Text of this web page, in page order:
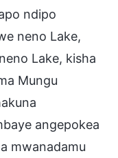
ndipo
neno Lake,
Lake, kisha
Mungu
angepokea
mwanadamu